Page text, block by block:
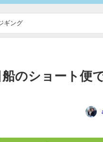
ギング
のショート便